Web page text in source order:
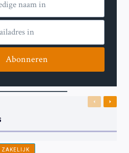
Abonneren
Previous
Next
ZAKELIJK